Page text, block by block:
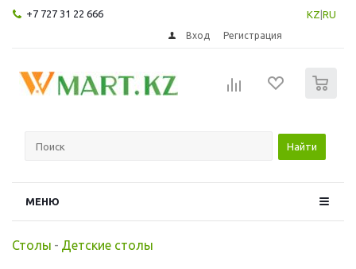
+7 727 31 22 666 KZ RU
Вход Регистрация
Найти
МЕНЮ
Столы - Детские столы